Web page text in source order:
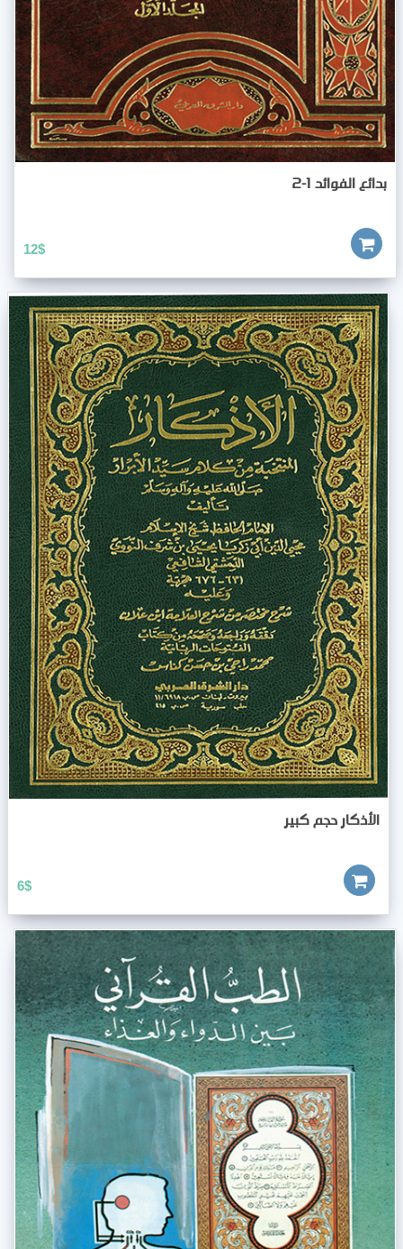
بدائع الفوائد 1-2
12$
الأذكار حجم كبير
6$